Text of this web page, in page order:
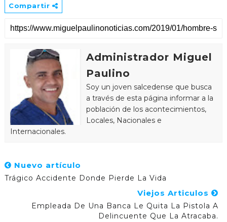
Compartir
Administrador Miguel
Paulino
Soy un joven salcedense que busca
a través de esta página informar a la
población de los acontecimientos,
Locales, Nacionales e
Internacionales.
Nuevo artículo
Trágico Accidente Donde Pierde La Vida
Viejos Articulos
Empleada De Una Banca Le Quita La Pistola A
Delincuente Que La Atracaba.